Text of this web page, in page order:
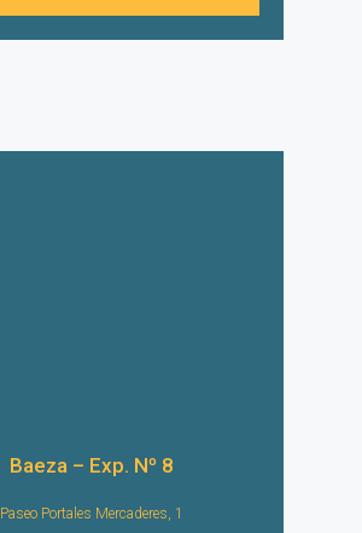
Baeza – Exp. Nº 8
Paseo Portales Mercaderes, 1